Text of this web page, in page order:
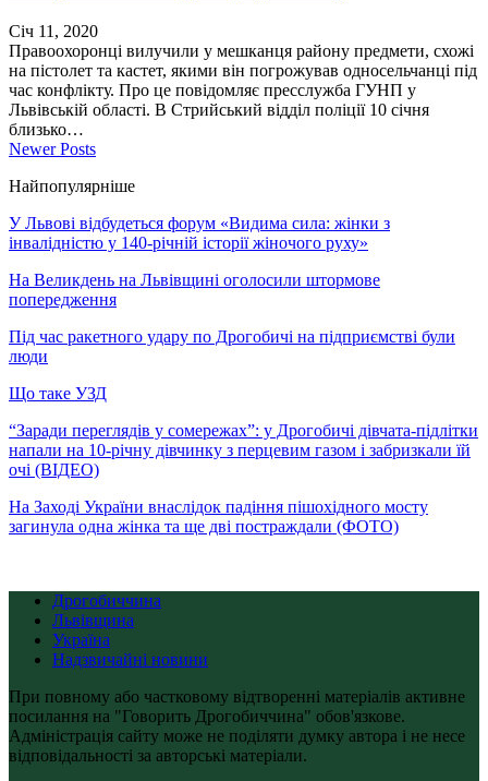
Січ 11, 2020
Правоохоронці вилучили у мешканця району предмети, схожі
на пістолет та кастет, якими він погрожував односельчанці під
час конфлікту. Про це повідомляє пресслужба ГУНП у
Львівській області. В Стрийський відділ поліції 10 січня
близько…
Newer Posts
Найпопулярніше
У Львові відбудеться форум «Видима сила: жінки з
інвалідністю у 140-річній історії жіночого руху»
На Великдень на Львівщині оголосили штормове
попередження
Під час ракетного удару по Дрогобичі на підприємстві були
люди
Що таке УЗД
“Заради переглядів у сомережах”: у Дрогобичі дівчата-підлітки
напали на 10-річну дівчинку з перцевим газом і забризкали їй
очі (ВІДЕО)
На Заході України внаслідок падіння пішохідного мосту
загинула одна жінка та ще дві постраждали (ФОТО)
Дрогобиччина
Львівщина
Україна
Надзвичайні новини
При повному або частковому відтворенні матеріалів активне
посилання на "Говорить Дрогобиччина" обов'язкове.
Адміністрація сайту може не поділяти думку автора і не несе
відповідальності за авторські матеріали.